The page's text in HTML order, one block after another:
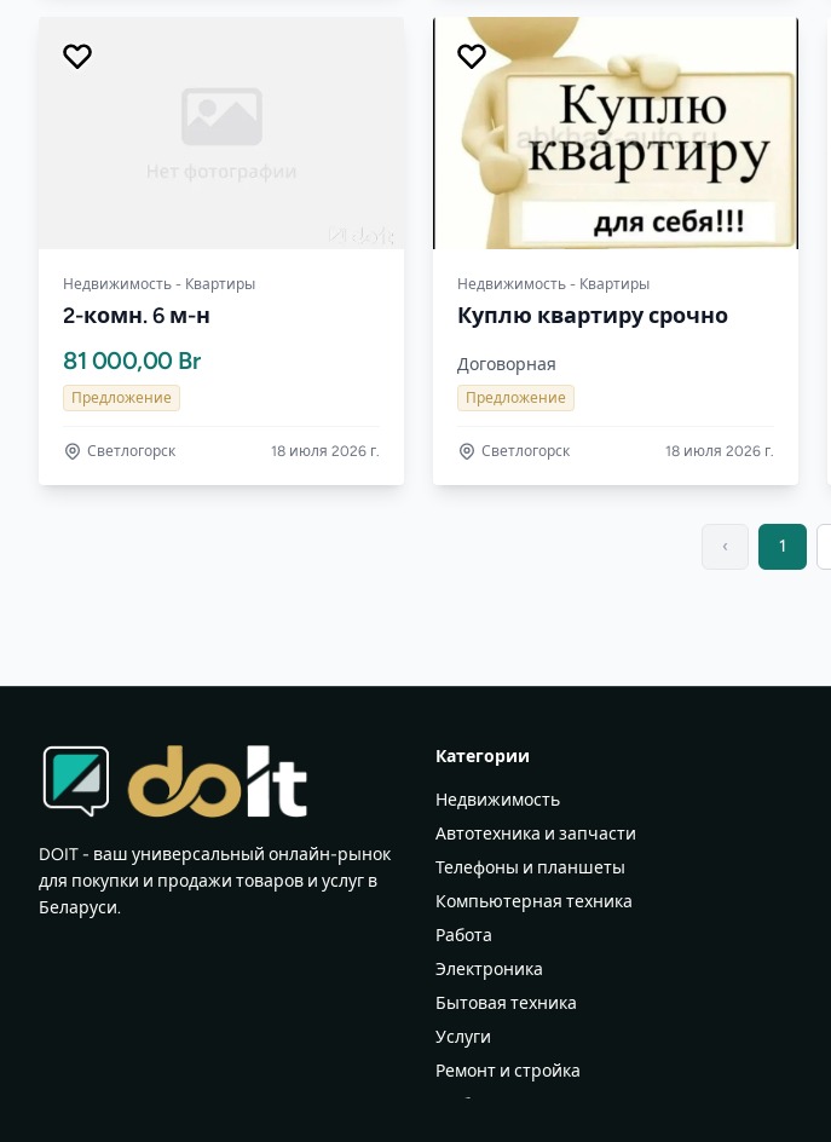
Недвижимость - Квартиры
2-комн. 6 м-н
81 000,00 Br
Предложение
Светлогорск 18 июля 2026 г.
Недвижимость - Квартиры
Куплю квартиру срочно
Договорная
Предложение
Светлогорск 18 июля 2026 г.
‹ 1
DOIT - ваш универсальный онлайн-рынок
для покупки и продажи товаров и услуг в
Беларуси.
Категории
Недвижимость
Автотехника и запчасти
Телефоны и планшеты
Компьютерная техника
Работа
Электроника
Бытовая техника
Услуги
Ремонт и стройка
Мебель